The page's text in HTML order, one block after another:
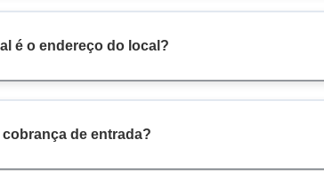
é o endereço do local?
cobrança de entrada?